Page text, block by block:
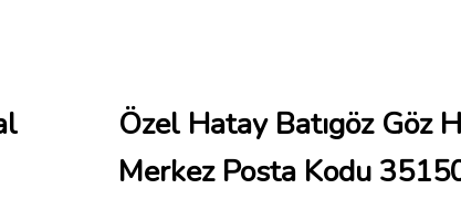
Özel Hatay Batıgöz Göz
Merkez Posta Kodu